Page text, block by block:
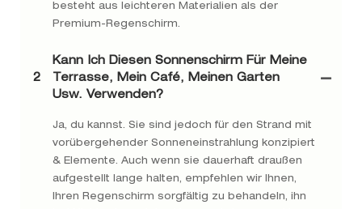
besteht aus leichteren Materialien als der
Premium-Regenschirm.
2
Kann Ich Diesen Sonnenschirm Für Meine
Terrasse, Mein Café, Meinen Garten
Usw. Verwenden?
Ja, du kannst. Sie sind jedoch für den Strand mit
vorübergehender Sonneneinstrahlung konzipiert
& Elemente. Auch wenn sie dauerhaft draußen
aufgestellt lange halten, empfehlen wir Ihnen,
Ihren Regenschirm sorgfältig zu behandeln, ihn